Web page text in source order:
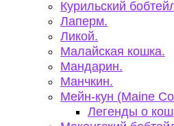
Курильский
Лаперм.
Ликой.
Малайская кошка.
Мандарин.
Манчкин.
Мейн-кун (Maine
Легенды о